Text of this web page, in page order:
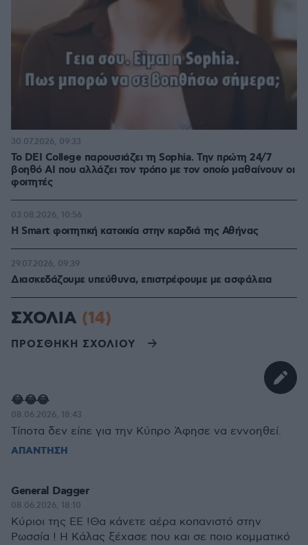
Το DEI College παρουσιάζει τη Sophia. Την πρώτη 24/7
βοηθό AI που αλλάζει τον τρόπο με τον οποίο μαθαίνουν οι
φοιτητές
30.07.2026, 09:33
Η Smart φοιτητική κατοικία στην καρδιά της Αθήνας
03.08.2026, 10:56
Διασκεδάζουμε υπεύθυνα, επιστρέφουμε με ασφάλεια
29.07.2026, 09:39
ΣΧΟΛΙΑ (14)
ΠΡΟΣΘΗΚΗ ΣΧΟΛΙΟΥ
😂😂😂
08.06.2026, 18:43
Τίποτα δεν είπε για την Κύπρο Άφησε να εννοηθεί.
ΑΠΑΝΤΗΣΗ
General Dagger
08.06.2026, 18:10
Κύριοι της ΕΕ !Θα κάνετε αέρα κοπανιστό στην
Ρωσσία ! Η Κάλας ξέχασε που και σε ποιο κομματικό